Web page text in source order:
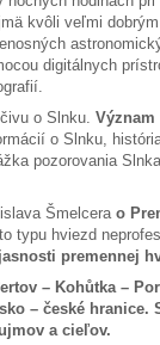
kvôli veľmi
digitálnych
o Slnku. Význam
o Slnku,
pozorovania
Šmelcerao
typu hviezd
premennej
– Kohůtka –
– české
a cieľov.